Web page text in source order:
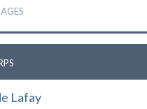
Lafay